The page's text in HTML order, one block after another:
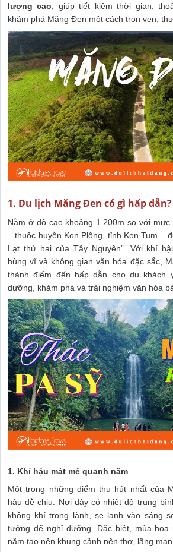
lượng cao , giúp tiết kiệm thời gian,
khám phá Măng Đen một cách trọn vẹn,
1. Du lịch Măng Đen có gì hấp dẫn?
Nằm ở độ cao khoảng 1.200m so với mực
– thuộc huyện Kon Plông, tỉnh Kon Tum –
Lạt thứ hai của Tây Nguyên”. Với khí
hùng vĩ và không gian văn hóa đặc sắc,
thành điểm đến hấp dẫn cho du khách
dưỡng, khám phá và trải nghiệm văn hóa
1. Khí hậu mát mẻ quanh năm
Một trong những điểm thu hút nhất của
hậu dễ chịu. Nơi đây có nhiệt độ trung
không khí trong lành, se lạnh vào sáng
tưởng để nghỉ dưỡng. Đặc biệt, mùa hoa
năm tạo nên khung cảnh nên thơ, lãng